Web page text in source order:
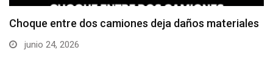
Choque entre dos camiones deja daños materiales
junio 24, 2026